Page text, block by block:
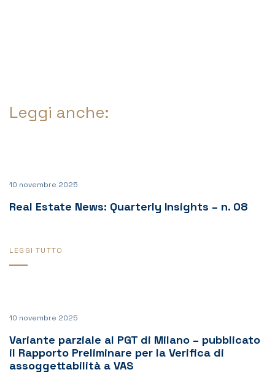
Leggi anche:
10 novembre 2025
Real Estate News: Quarterly Insights – n. 08
LEGGI TUTTO
10 novembre 2025
Variante parziale al PGT di Milano – pubblicato
il Rapporto Preliminare per la Verifica di
assoggettabilità a VAS